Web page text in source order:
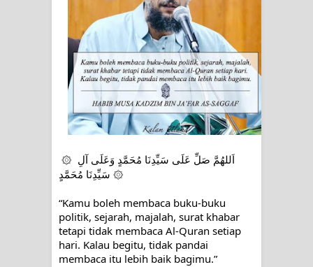
AHLI SUFFAH: GOLONGAN SUFI
PERTAMA DI ZAMAN RASULULLAH
SAW?
WAHDATUL WUJUD (IBNU ARABI)
DAN WAHDATUS SYUHUD (AHMAD
SIRHINDI)
Wusul kepada Allah
۞ اَللهُمَّ صَلِّ عَلَى سَيِّدِنَا مُحَمَّدٍ وَعَلَى آلِ
سَيِّدِنَا مُحَمَّدٍ ۞
“Kamu boleh membaca buku-buku
politik, sejarah, majalah, surat khabar
tetapi tidak membaca Al-Quran setiap
hari. Kalau begitu, tidak pandai
membaca itu lebih baik bagimu.”